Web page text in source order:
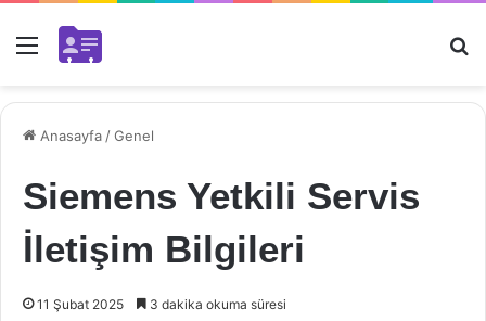
Menü
Anasayfa /Genel
Siemens Yetkili Servis
İletişim Bilgileri
11 Şubat 2025 3 dakika okuma süresi